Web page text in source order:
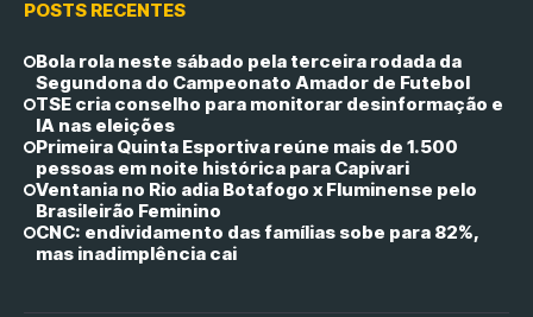
POSTS RECENTES
Bola rola neste sábado pela terceira rodada da
Segundona do Campeonato Amador de Futebol
TSE cria conselho para monitorar desinformação e
IA nas eleições
Primeira Quinta Esportiva reúne mais de 1.500
pessoas em noite histórica para Capivari
Ventania no Rio adia Botafogo x Fluminense pelo
Brasileirão Feminino
CNC: endividamento das famílias sobe para 82%,
mas inadimplência cai